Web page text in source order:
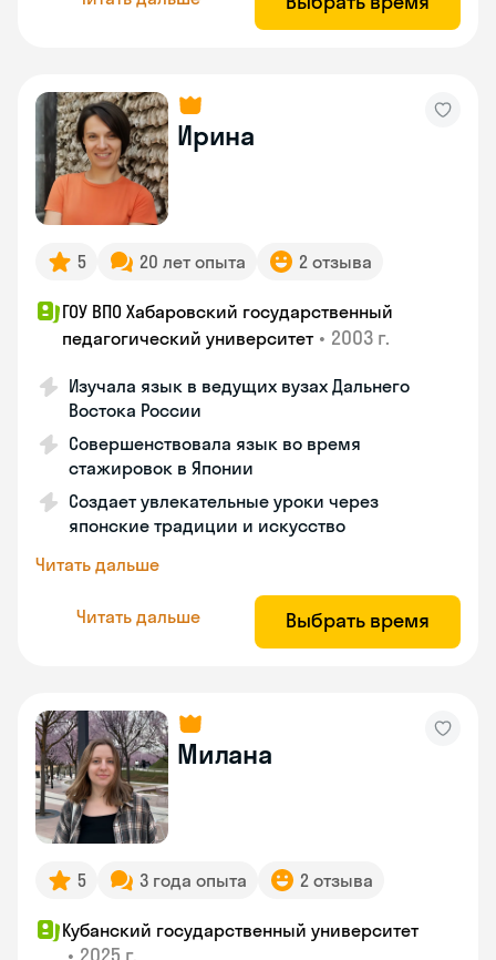
Ирина
5 20 лет опыта 2 отзыва
ГОУ ВПО Хабаровский государственный
педагогический университет • 2003 г.
Изучала язык в ведущих вузах Дальнего
Востока России
Совершенствовала язык во время
стажировок в Японии
Создает увлекательные уроки через
японские традиции и искусство
Читать дальше
Читать дальше Выбрать время
Милана
5 3 года опыта 2 отзыва
Кубанский государственный университет